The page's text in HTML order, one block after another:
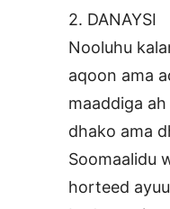
2. DANAYSI
Nooluhu
aqoon ama
maaddiga
dhako ama
Soomaalidu
horteed